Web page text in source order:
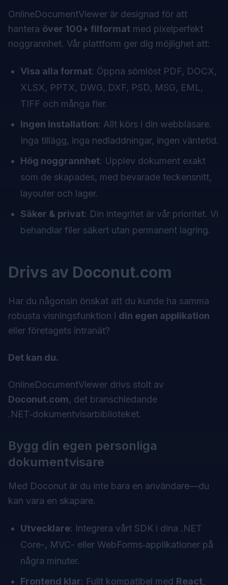
OnlineDocumentViewer är designad för att
hantera över 100+ filformat med pixelperfekt
noggrannhet. Vår plattform ger dig möjlighet att:
Visa alla format: Öppna sömlöst PDF, DOCX,
XLSX, PPTX, DWG, DXF, PSD, MSG, EML,
TIFF och många fler.
Ingen installation: Allt körs i din webbläsare.
Inga tillägg, inga nedladdningar, ingen väntetid.
Hög noggrannhet: Upplev dokument exakt
som de skapades, med bevarade teckensnitt,
layouter och lager.
Säker & privat: Din integritet är vår prioritet. Vi
behandlar filer säkert utan permanent lagring.
Drivs av Doconut.com
Har du någonsin önskat att du kunde ha samma
robusta visningsfunktion i din egen applikation
eller företagets intranät?
Det kan du.
OnlineDocumentViewer drivs stolt av
Doconut.com, det branschledande
.NET‑dokumentvisarbiblioteket.
Bygg din egen personliga
dokumentvisare
Med Doconut är du inte bara en användare—du
kan vara en skapare.
Utvecklare: Integrera vårt SDK i dina .NET
Core-, MVC- eller WebForms‑applikationer på
några minuter.
Frontend klar: Fullt kompatibel med React,